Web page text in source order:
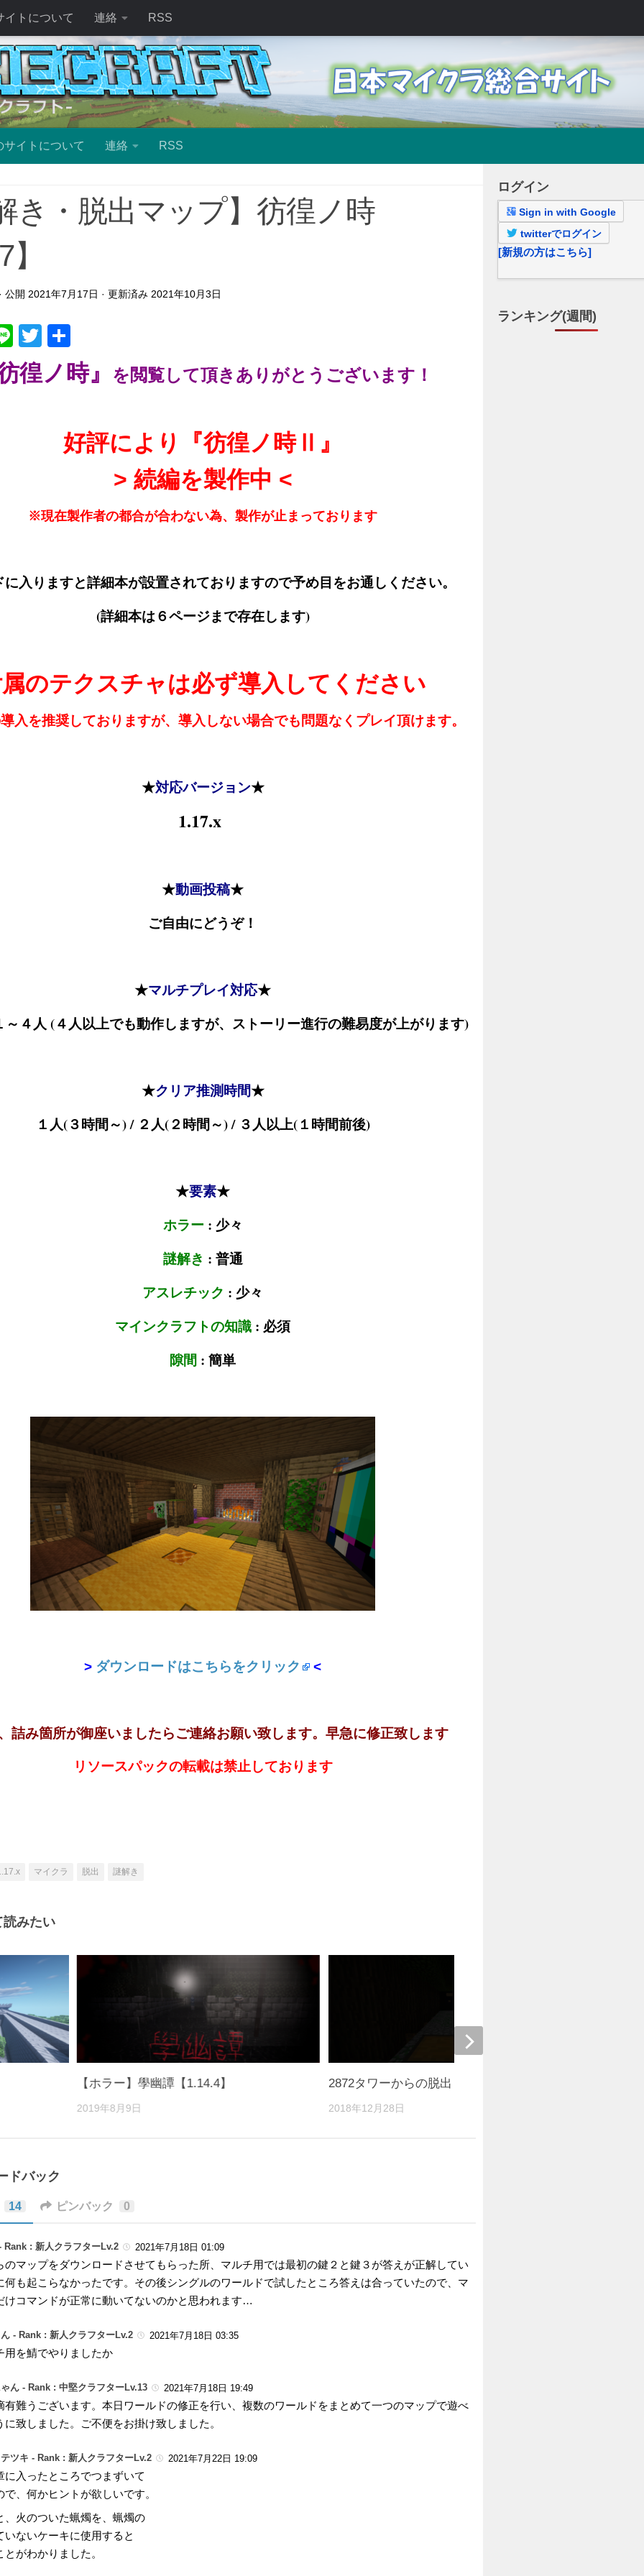
イトについて 連絡 RSS
サイトについて 連絡 RSS
き・脱出マップ】彷徨ノ時
公開 2021年7月17日 · 更新済み 2021年10月3日
LineTwitter
有
徨ノ時』 を閲覧して頂きありがとうございます！
好評により『彷徨ノ時Ⅱ』
> 続編を製作中 <
※現在製作者の都合が合わない為、製作が止まっております
入りますと詳細本が設置されておりますので予め目をお通しください。
(詳細本は６ページまで存在します)
のテクスチャは必ず導入してください
入を推奨しておりますが、導入しない場合でも問題なくプレイ頂けます。
★対応バージョン★
1.17.x
★動画投稿★
ご自由にどうぞ！
★マルチプレイ対応★
～４人 (４人以上でも動作しますが、ストーリー進行の難易度が上がります)
★クリア推測時間★
１人(３時間～) / ２人(２時間～) / ３人以上(１時間前後)
★要素★
ホラー : 少々
謎解き : 普通
アスレチック : 少々
マインクラフトの知識 : 必須
隙間 : 簡単
> ダウンロードはこちらをクリック <
詰み箇所が御座いましたらご連絡お願い致します。早急に修正致します
リソースパックの転載は禁止しております
マイクラ 脱出 謎解き
みたい
【ホラー】學幽譚【1.14.4】
2019年8月9日
2872タワーからの脱出 Ver. 1.12.2
2018年12月28日
ドバック
14 ピンバック 0
Rank : 新人クラフターLv.2 2021年7月18日 01:09
のマップをダウンロードさせてもらった所、マルチ用では最初の鍵２と鍵３が答えが正解してい
何も起こらなかったです。その後シングルのワールドで試したところ答えは合っていたので、マ
けコマンドが正常に動いてないのかと思われます…
- Rank : 新人クラフターLv.2 2021年7月18日 03:35
用を鯖でやりましたか
ん - Rank : 中堅クラフターLv.13 2021年7月18日 19:49
有難うございます。本日ワールドの修正を行い、複数のワールドをまとめて一つのマップで遊べ
に致しました。ご不便をお掛け致しました。
ツキ - Rank : 新人クラフターLv.2 2021年7月22日 19:09
に入ったところでつまずいて
で、何かヒントが欲しいです。
、火のついた蝋燭を、蝋燭の
いないケーキに使用すると
とがわかりました。
ログイン
Sign in with Google
twitterでログイン
[新規の方はこちら]
ランキング(週間)